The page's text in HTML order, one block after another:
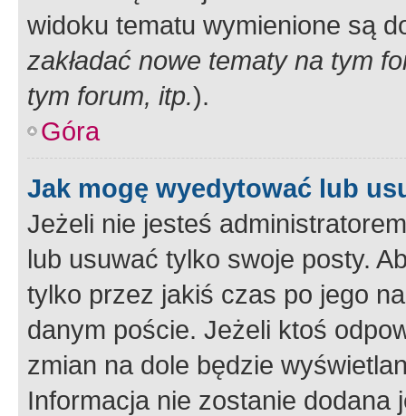
widoku tematu wymienione są
zakładać nowe tematy na tym
tym forum, itp.).
Góra
Jak mogę wyedytować lub
Jeżeli nie jesteś
lub usuwać tylko swoje posty.
tylko przez jakiś czas po jego
danym poście. Jeżeli ktoś
zmian na dole będzie
Informacja nie zostanie dodana